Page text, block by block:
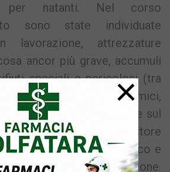
per natanti. Nel corso
sono state individuate
lavorazione, attrezzature
ancor più grave, accumuli
speciali e pericolosi (tra
vernici, materiali chimici,
sversati direttamente sul
alle intemperie. Il gestore
senza registro di carico e
la dovuta autorizzazione.
×